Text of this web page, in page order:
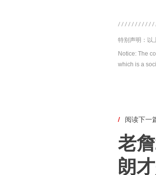
特别声明：以
Notice: The
which is a
/ 阅读下一
老
朗